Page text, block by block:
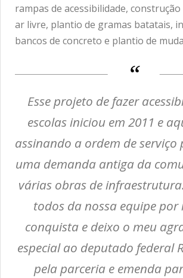
rampas de acessibilidade, construção
ar livre, plantio de gramas batatais,
bancos de concreto e plantio de
Esse projeto de fazer
escolas iniciou em 2011 e
assinando a ordem de serviço
uma demanda antiga da
várias obras de
todos da nossa equipe por
conquista e deixo o meu
especial ao deputado federal
pela parceria e emenda